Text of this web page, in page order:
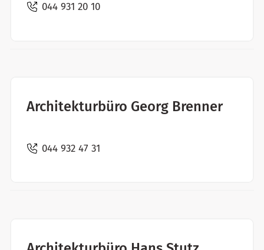
044 931 20 10
Architekturbüro Georg Brenner
044 932 47 31